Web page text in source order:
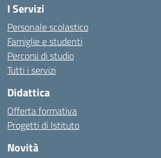
I Servizi
Personale scolastico
Famiglie e studenti
Percorsi di studio
Tutti i servizi
Didattica
Offerta formativa
Progetti di Istituto
Novità